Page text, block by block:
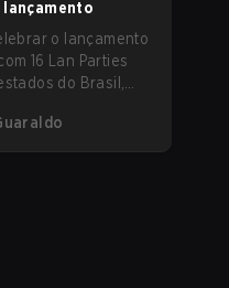
lançamento
o lançamento
16 Lan Parties
do Brasil,
01 e 02 de agosto.